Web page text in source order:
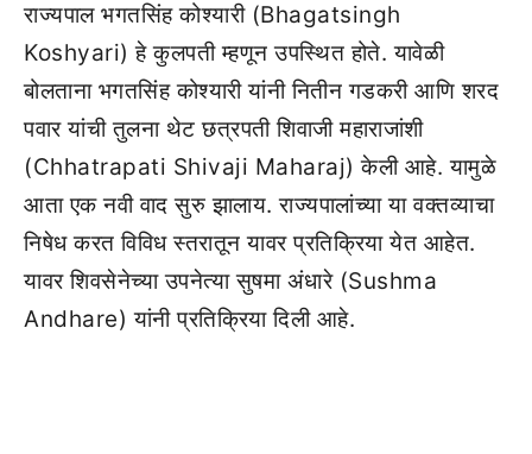
राज्यपाल भगतसिंह कोश्यारी (Bhagatsingh
Koshyari) हे कुलपती म्हणून उपस्थित होते. यावेळी
बोलताना भगतसिंह कोश्यारी यांनी नितीन गडकरी आणि शरद
पवार यांची तुलना थेट छत्रपती शिवाजी महाराजांशी
(Chhatrapati Shivaji Maharaj) केली आहे. यामुळे
आता एक नवी वाद सुरु झालाय. राज्यपालांच्या या वक्तव्याचा
निषेध करत विविध स्तरातून यावर प्रतिक्रिया येत आहेत.
यावर शिवसेनेच्या उपनेत्या सुषमा अंधारे (Sushma
Andhare) यांनी प्रतिक्रिया दिली आहे.